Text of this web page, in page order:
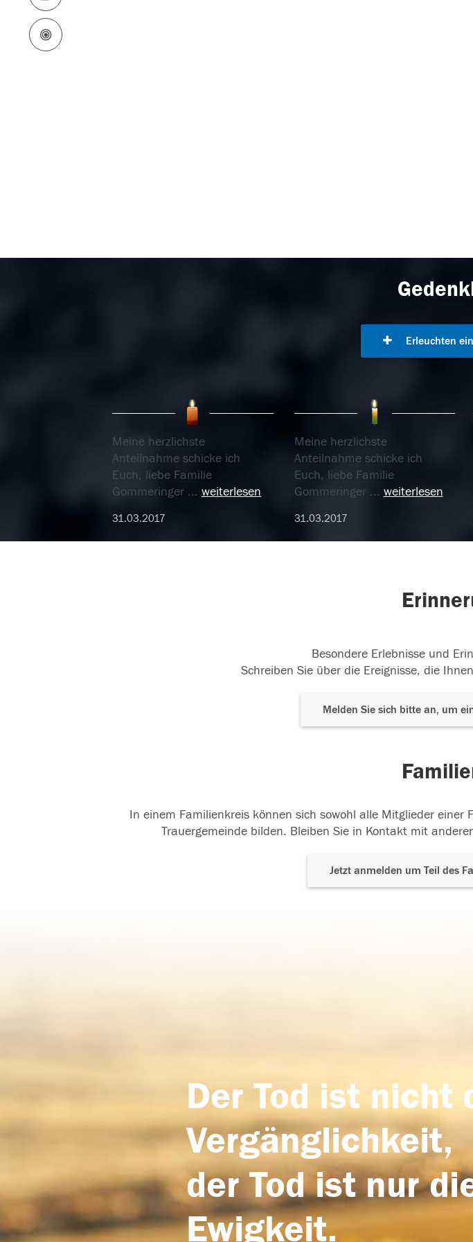
Erleuchten
Meine herzlichste
Anteilnahme schicke ich
Euch, liebe Familie
Gommeringer ... weiterlesen
31.03.2017
Meine herzlichste
Anteilnahme schicke ich
Euch, liebe Familie
Gommeringer ... weiterlesen
31.03.2017
Besondere Erlebnisse und
Schreiben Sie über die Ereignisse, die
Melden Sie sich bitte an, um
In einem Familienkreis können sich sowohl alle Mitglieder
Trauergemeinde bilden. Bleiben Sie in Kontakt mit
Jetzt anmelden um Teil des
Der Tod ist nicht
Vergänglichkeit,
der Tod ist nur
Ewigkeit.